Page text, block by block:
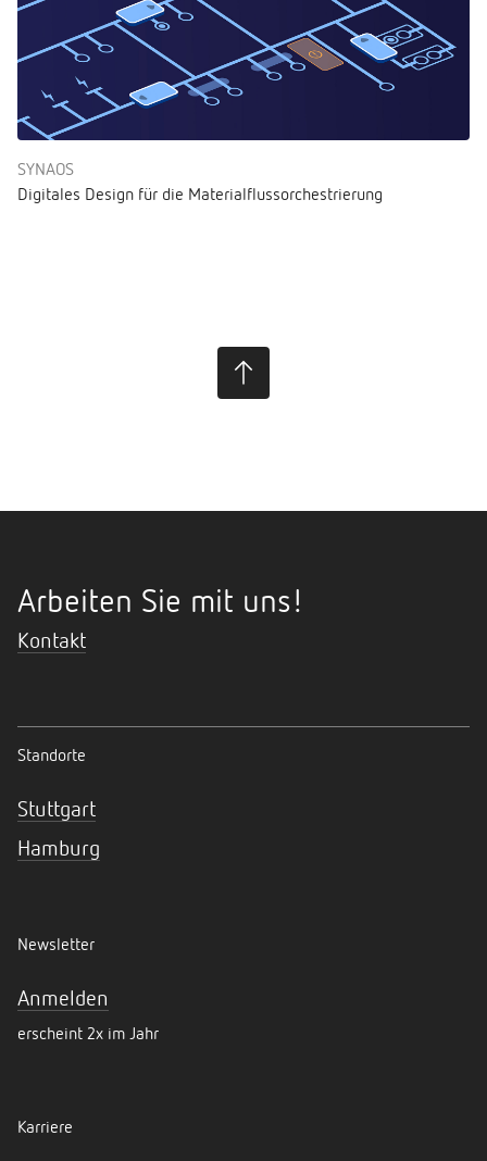
SYNAOS
Digitales Design für die Materialflussorchestrierung
Arbeiten Sie mit uns!
Kontakt
Standorte
Stuttgart
Hamburg
Newsletter
Anmelden
erscheint 2x im Jahr
Karriere